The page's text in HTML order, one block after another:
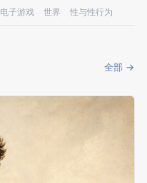
电子游戏 世界 性与性行为
全部 →